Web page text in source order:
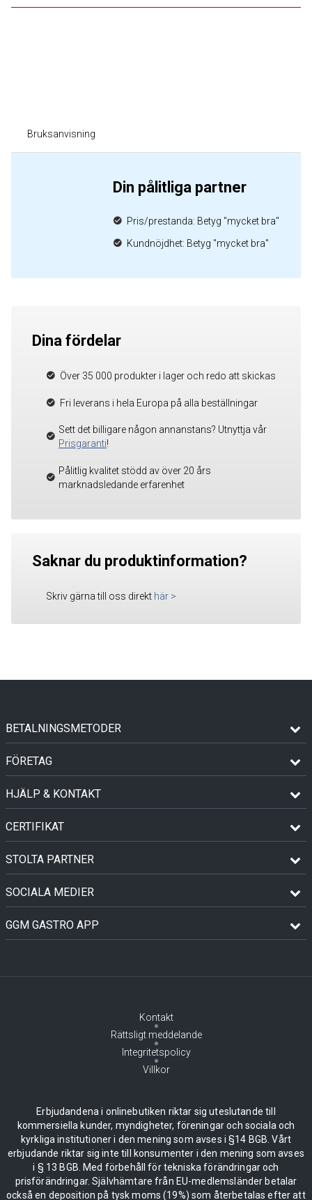
Bruksanvisning
Din pålitliga partner
Pris/prestanda: Betyg "mycket bra"
Kundnöjdhet: Betyg "mycket bra"
Dina fördelar
Över 35 000 produkter i lager och redo att skickas
Fri leverans i hela Europa på alla beställningar
Sett det billigare någon annanstans? Utnyttja vår
Prisgaranti!
Pålitlig kvalitet stödd av över 20 års
marknadsledande erfarenhet
Saknar du produktinformation?
Skriv gärna till oss direkt här >
BETALNINGSMETODER
FÖRETAG
HJÄLP & KONTAKT
CERTIFIKAT
STOLTA PARTNER
SOCIALA MEDIER
GGM GASTRO APP
Kontakt
Rättsligt meddelande
Integritetspolicy
Villkor
Erbjudandena i onlinebutiken riktar sig uteslutande till
kommersiella kunder, myndigheter, föreningar och sociala och
kyrkliga institutioner i den mening som avses i §14 BGB. Vårt
erbjudande riktar sig inte till konsumenter i den mening som avses
i § 13 BGB. Med förbehåll för tekniska förändringar och
prisförändringar. Självhämtare från EU-medlemsländer betalar
också en deposition på tysk moms (19%) som återbetalas efter att